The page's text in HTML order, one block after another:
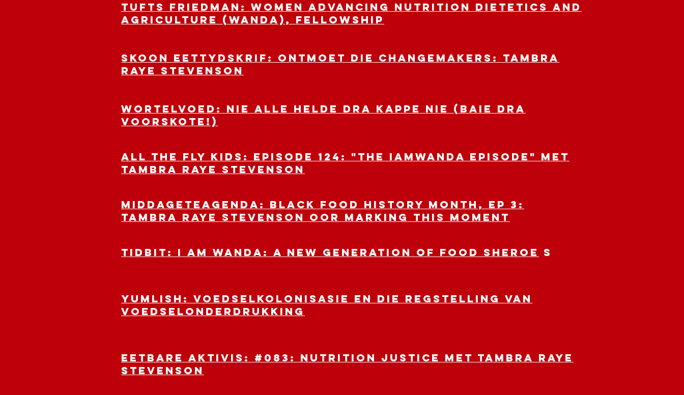
TUFTS FRIEDMAN: Women Advancing Nutrition Dietetics and
Agriculture (WANDA), Fellowship
SKOON EETTYDSKRIF: Ontmoet die Changemakers: Tambra
Raye Stevenson
WORTELVOED: Nie alle helde dra kappe nie (baie dra
voorskote!)
ALL THE FLY KIDS: Episode 124: "The IamWANDA Episode" met
Tambra Raye Stevenson
MIDDAGETEAGENDA: Black Food History Month, Ep 3:
Tambra Raye Stevenson oor Marking this Moment
TIDBIT: I AM WANDA: A New Generation of Food Sheroe s
YUMLISH: Voedselkolonisasie en die regstelling van
voedselonderdrukking
EETBARE AKTIVIS: #083: Nutrition Justice met Tambra Raye
Stevenson